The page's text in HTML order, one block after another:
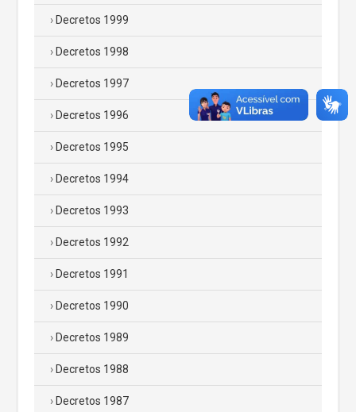
Decretos 1999
Decretos 1998
Decretos 1997
Decretos 1996
Decretos 1995
Decretos 1994
Decretos 1993
Decretos 1992
Decretos 1991
Decretos 1990
Decretos 1989
Decretos 1988
Decretos 1987